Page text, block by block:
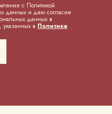
с Политикой
данных и даю согласие
данных в
указанных в Политике